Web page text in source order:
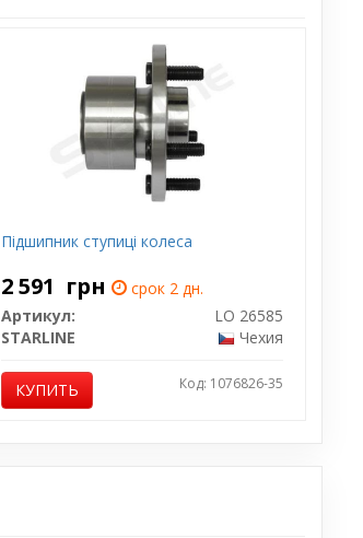
Пiдшипник ступицi колеса
2 591 грн
срок 2 дн.
Артикул:
LO 26585
STARLINE
Чехия
КУПИТЬ Код: 1076826-35